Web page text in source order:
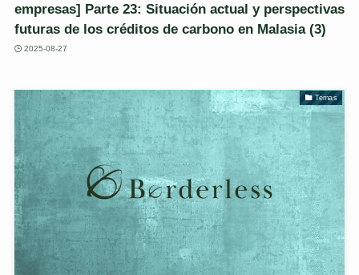
empresas] Parte 23: Situación actual y perspectivas
futuras de los créditos de carbono en Malasia (3)
2025-08-27
Temas